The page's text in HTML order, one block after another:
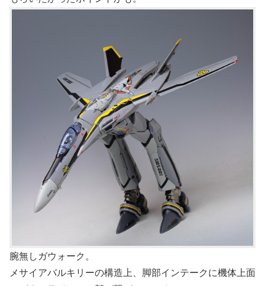
腕無しガウォーク。
メサイアバルキリーの構造上、脚部インテークに機体上面